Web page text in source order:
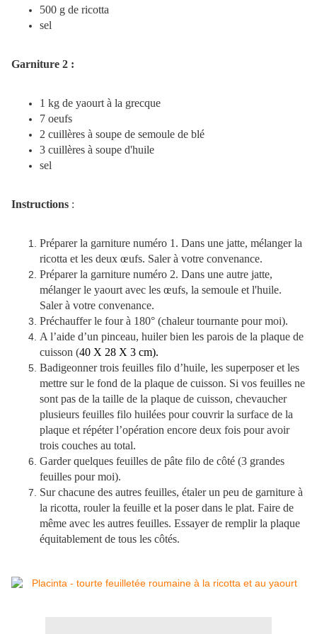
500 g de ricotta
sel
Garniture 2 :
1 kg de yaourt à la grecque
7 oeufs
2 cuillères à soupe de semoule de blé
3 cuillères à soupe d'huile
sel
Instructions :
Préparer la garniture numéro 1. Dans une jatte, mélanger la
ricotta et les deux œufs. Saler à votre convenance.
Préparer la garniture numéro 2. Dans une autre jatte,
mélanger le yaourt avec les œufs, la semoule et l'huile.
Saler à votre convenance.
Préchauffer le four à 180° (chaleur tournante pour moi).
A l’aide d’un pinceau, huiler bien les parois de la plaque de
cuisson (40 X 28 X 3 cm).
Badigeonner trois feuilles filo d’huile, les superposer et les
mettre sur le fond de la plaque de cuisson. Si vos feuilles ne
sont pas de la taille de la plaque de cuisson, chevaucher
plusieurs feuilles filo huilées pour couvrir la surface de la
plaque et répéter l’opération encore deux fois pour avoir
trois couches au total.
Garder quelques feuilles de pâte filo de côté (3 grandes
feuilles pour moi).
Sur chacune des autres feuilles, étaler un peu de garniture à
la ricotta, rouler la feuille et la poser dans le plat. Faire de
même avec les autres feuilles. Essayer de remplir la plaque
équitablement de tous les côtés.